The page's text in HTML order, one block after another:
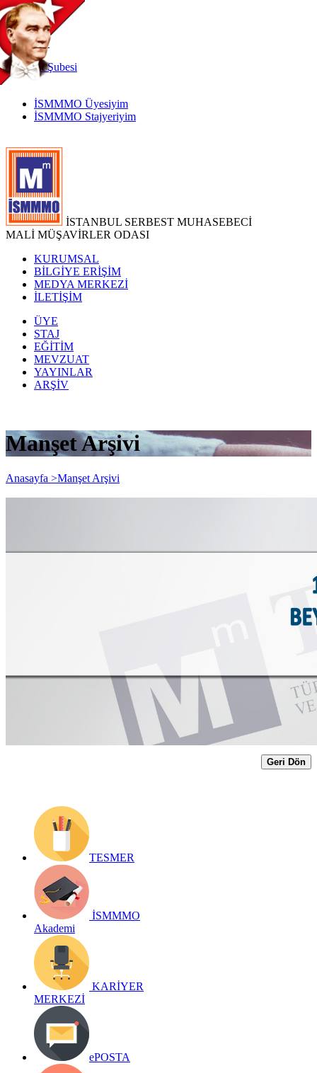
TR
|
EN
İnternetŞubesi
İSMMMO Üyesiyim
İSMMMO Stajyeriyim
İSTANBUL SERBEST MUHASEBECİ
MALİ MÜŞAVİRLER ODASI
KURUMSAL
BİLGİYE ERİŞİM
MEDYA MERKEZİ
İLETİŞİM
ÜYE
STAJ
EĞİTİM
MEVZUAT
YAYINLAR
ARŞİV
Manşet Arşivi
Anasayfa >Manşet Arşivi
1. Dönem Geçici Vergi Beyan ve Ödeme
Yayın Tarihi: 21 Nisan 2022
https://www.ismmmo.org.tr/dosya/3245/Mevzuat-
Dosya/21042022-gib-1-donem-gecici-vergi-beyan-ve-odeme-
Geri Dön
TESMER
İSMMMO
Akademi
KARİYER
MERKEZİ
ePOSTA